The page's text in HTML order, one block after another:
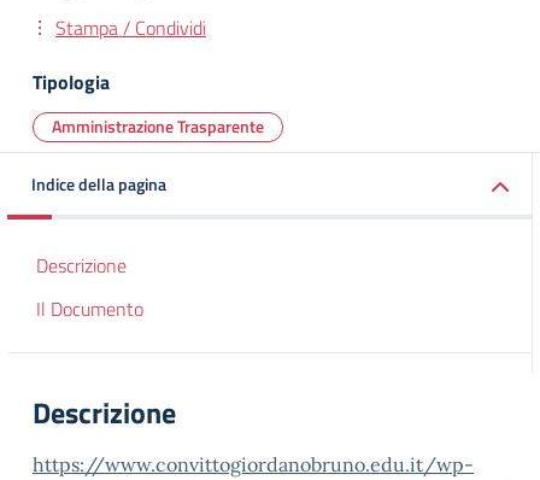
Stampa / Condividi
Tipologia
Amministrazione Trasparente
Indice della pagina
Descrizione
Il Documento
Descrizione
https://www.convittogiordanobruno.edu.it/wp-